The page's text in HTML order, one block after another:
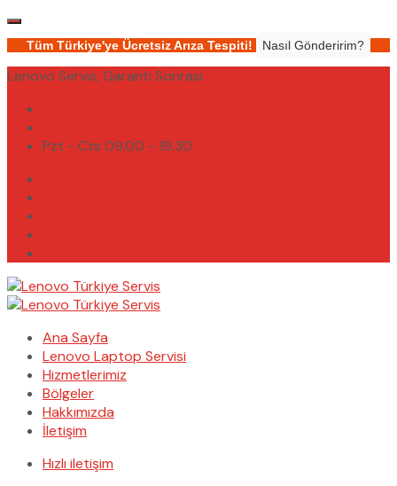
Tüm Türkiye'ye Ücretsiz Arıza Tespiti! Nasıl Gönderirim?
Lenovo Servis, Garanti Sonrası
Pzt - Cts 09.00 - 19.30
Ana Sayfa
Lenovo Laptop Servisi
Hizmetlerimiz
Bölgeler
Hakkımızda
İletişim
Hızlı iletişim